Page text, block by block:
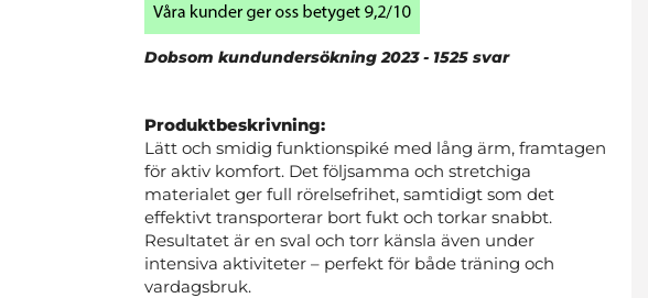
Dobsom kundundersökning 2023 - 1525 svar
Produktbeskrivning:
Lätt och smidig funktionspiké med lång ärm, framtagen
för aktiv komfort. Det följsamma och stretchiga
materialet ger full rörelsefrihet, samtidigt som det
effektivt transporterar bort fukt och torkar snabbt.
Resultatet är en sval och torr känsla även under
intensiva aktiviteter – perfekt för både träning och
vardagsbruk.